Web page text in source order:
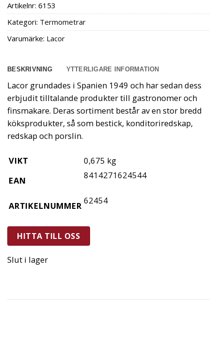
Artikelnr: 6153
Kategori: Termometrar
Varumärke: Lacor
BESKRIVNING YTTERLIGARE INFORMATION
Lacor grundades i Spanien 1949 och har sedan dess
erbjudit tilltalande produkter till gastronomer och
finsmakare. Deras sortiment består av en stor bredd
köksprodukter, så som bestick, konditoriredskap,
redskap och porslin.
VIKT
0,675 kg
EAN
8414271624544
ARTIKELNUMMER 62454
HITTA TILL OSS
Slut i lager